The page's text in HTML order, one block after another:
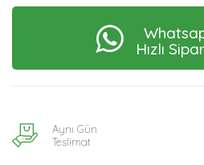
Hızlı
Aynı Gün
Teslimat